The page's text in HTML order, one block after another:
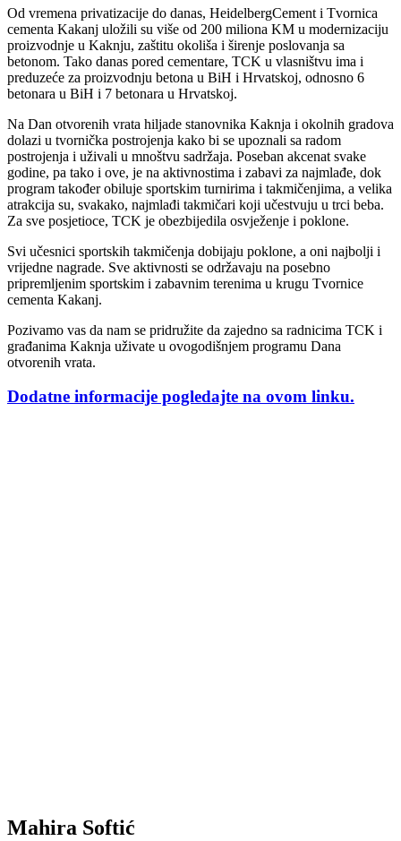
Od vremena privatizacije do danas, HeidelbergCement i Tvornica
cementa Kakanj uložili su više od 200 miliona KM u modernizaciju
proizvodnje u Kaknju, zaštitu okoliša i širenje poslovanja sa
betonom. Tako danas pored cementare, TCK u vlasništvu ima i
preduzeće za proizvodnju betona u BiH i Hrvatskoj, odnosno 6
betonara u BiH i 7 betonara u Hrvatskoj.
Na Dan otvorenih vrata hiljade stanovnika Kaknja i okolnih gradova
dolazi u tvornička postrojenja kako bi se upoznali sa radom
postrojenja i uživali u mnoštvu sadržaja. Poseban akcenat svake
godine, pa tako i ove, je na aktivnostima i zabavi za najmlađe, dok
program također obiluje sportskim turnirima i takmičenjima, a velika
atrakcija su, svakako, najmlađi takmičari koji učestvuju u trci beba.
Za sve posjetioce, TCK je obezbijedila osvježenje i poklone.
Svi učesnici sportskih takmičenja dobijaju poklone, a oni najbolji i
vrijedne nagrade. Sve aktivnosti se održavaju na posebno
pripremljenim sportskim i zabavnim terenima u krugu Tvornice
cementa Kakanj.
Pozivamo vas da nam se pridružite da zajedno sa radnicima TCK i
građanima Kaknja uživate u ovogodišnjem programu Dana
otvorenih vrata.
Dodatne informacije pogledajte na ovom linku.
Mahira Softić